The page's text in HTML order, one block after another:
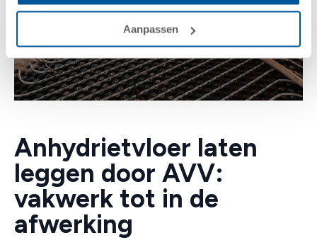
Aanpassen
Anhydrietvloer laten
leggen door AVV:
vakwerk tot in de
afwerking